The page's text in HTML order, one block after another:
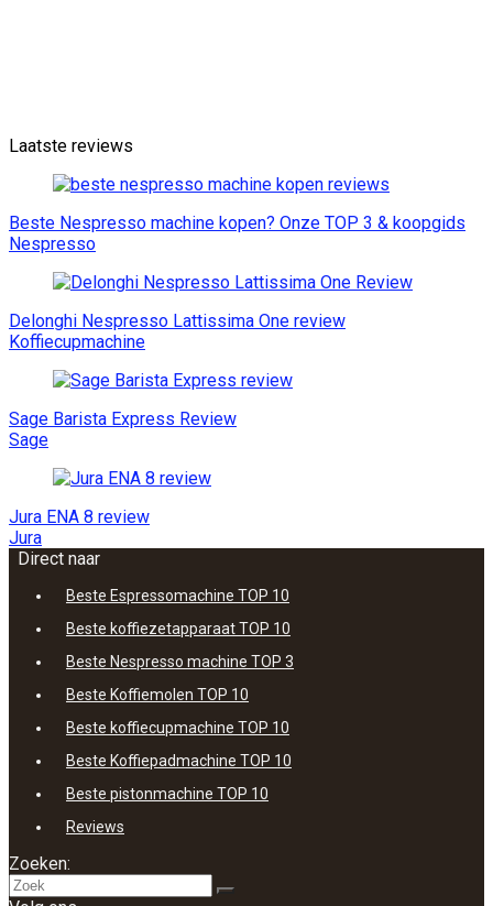
Laatste reviews
Beste Nespresso machine kopen? Onze TOP 3 & koopgids
Nespresso
Delonghi Nespresso Lattissima One review
Koffiecupmachine
Sage Barista Express Review
Sage
Jura ENA 8 review
Jura
Direct naar
Beste Espressomachine TOP 10
Beste koffiezetapparaat TOP 10
Beste Nespresso machine TOP 3
Beste Koffiemolen TOP 10
Beste koffiecupmachine TOP 10
Beste Koffiepadmachine TOP 10
Beste pistonmachine TOP 10
Reviews
Zoeken: